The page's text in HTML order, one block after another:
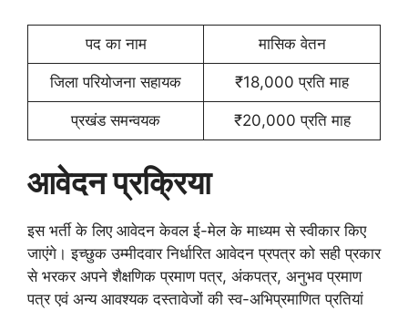
पद का नाम मासिक वेतन
जिला परियोजना सहायक ₹18,000 प्रति माह
प्रखंड समन्वयक ₹20,000 प्रति माह
आवेदन प्रक्रिया
इस भर्ती के लिए आवेदन केवल ई-मेल के माध्यम से स्वीकार किए
जाएंगे। इच्छुक उम्मीदवार निर्धारित आवेदन प्रपत्र को सही प्रकार
से भरकर अपने शैक्षणिक प्रमाण पत्र, अंकपत्र, अनुभव प्रमाण
पत्र एवं अन्य आवश्यक दस्तावेजों की स्व-अभिप्रमाणित प्रतियां